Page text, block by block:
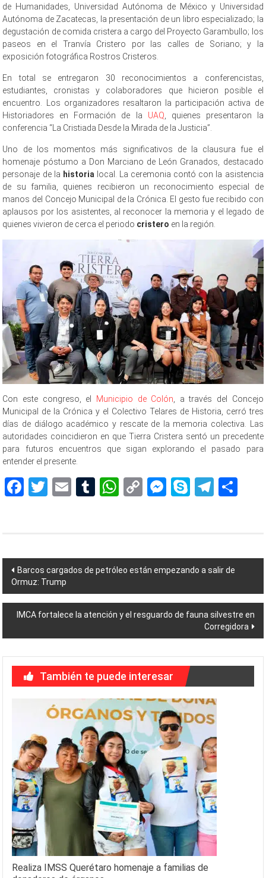
de Humanidades, Universidad Autónoma de México y Universidad
Autónoma de Zacatecas, la presentación de un libro especializado; la
degustación de comida cristera a cargo del Proyecto Garambullo; los
paseos en el Tranvía Cristero por las calles de Soriano; y la
exposición fotográfica Rostros Cristeros.
En total se entregaron 30 reconocimientos a conferencistas,
estudiantes, cronistas y colaboradores que hicieron posible el
encuentro. Los organizadores resaltaron la participación activa de
Historiadores en Formación de la UAQ , quienes presentaron la
conferencia “La Cristiada Desde la Mirada de la Justicia”.
Uno de los momentos más significativos de la clausura fue el
homenaje póstumo a Don Marciano de León Granados, destacado
personaje de la historia local. La ceremonia contó con la asistencia
de su familia, quienes recibieron un reconocimiento especial de
manos del Concejo Municipal de la Crónica. El gesto fue recibido con
aplausos por los asistentes, al reconocer la memoria y el legado de
quienes vivieron de cerca el periodo cristero en la región.
Con este congreso, el Municipio de Colón , a través del Concejo
Municipal de la Crónica y el Colectivo Telares de Historia, cerró tres
días de diálogo académico y rescate de la memoria colectiva. Las
autoridades coincidieron en que Tierra Cristera sentó un precedente
para futuros encuentros que sigan explorando el pasado para
entender el presente.
Facebook
Twitter
EmailTumblr
WhatsApp
CopyMessenger
Skype
Navegación
de
entradas
Barcos cargados de petróleo están empezando a salir de
Ormuz: Trump
IMCA fortalece la atención y el resguardo de fauna silvestre en
Corregidora
También te puede interesar
Realiza IMSS Querétaro homenaje a familias de